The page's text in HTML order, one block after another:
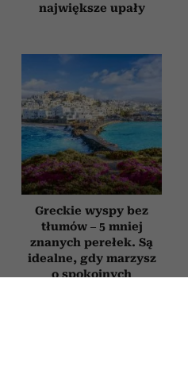
największe upały
Greckie wyspy bez
tłumów – 5 mniej
znanych perełek. Są
idealne, gdy marzysz
o spokojnych